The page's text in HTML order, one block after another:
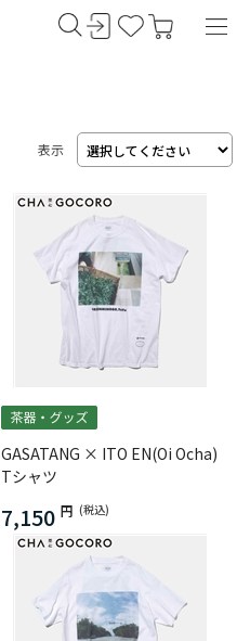
表示
GASATANG × ITO EN(Oi Ocha)
Tシャツ
7,150 円 (税込)